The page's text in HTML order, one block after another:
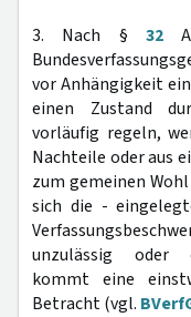
3. Nach § 32
vor Anhängigkeit
einen Zustand
vorläufig regeln,
Nachteile oder aus
zum gemeinen
sich die -
unzulässig oder
kommt eine
Betracht (vgl.